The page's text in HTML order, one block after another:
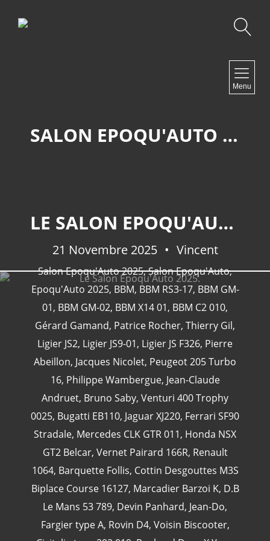
Menu
SALON EPOQU'AUTO 2025
LE SALON EPOQU'AUTO 2025.
21 Novembre 2025 Vincent
Salon Epoqu'Auto 2025,Salon Epoqu'Auto,
Epoqu'Auto 2025, BBM, BBM RS3-17, BBM GM-
01, BBM GM-02, BBM X14 01, BBM C2 010,
Gérard Gamand, Patrice Rocher, Thierry Gil,
Ligier JS2, Ligier JS9-01, Ligier JS F326, Pierre
Abeillon, Jacques Nicolet, Peugeot 205 Turbo
16, Philippe Wambergue, Jean-Claude
Andruet, Bruno Saby, Venturi 400 Trophy
0025, Bugatti EB110, Jaguar XJ220, Ferrari SF90
Stradale, Mercedes CLK GTR 011, Honda NSX
GT2 Belcar, Vernet Pairard 166R, Renault
1064, Barquette Follis, Cottin Desgouttes M3S
Biplace Course 16127, Marcadier Barzoi K, D.B
Le Mans 53 789, Devin Panhard, Jean-Do,
Fargier type A, Rovin D4, Voisin Biscooter,
CATÉGORIES
24 Heures Du Mans
Henri Pescarolo
24 Heures Du Mans 1963
(5)
24 Heures Du Mans 1967